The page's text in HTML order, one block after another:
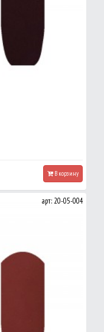
В корзину
арт: 20-05-004